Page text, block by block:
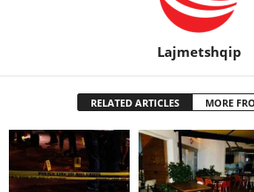
Lajmetshqip
RELATED ARTICLES MORE